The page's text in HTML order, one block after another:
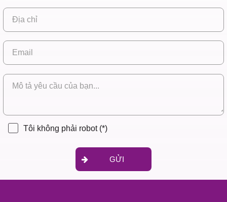
GỬI
Tôi không phải robot (*)